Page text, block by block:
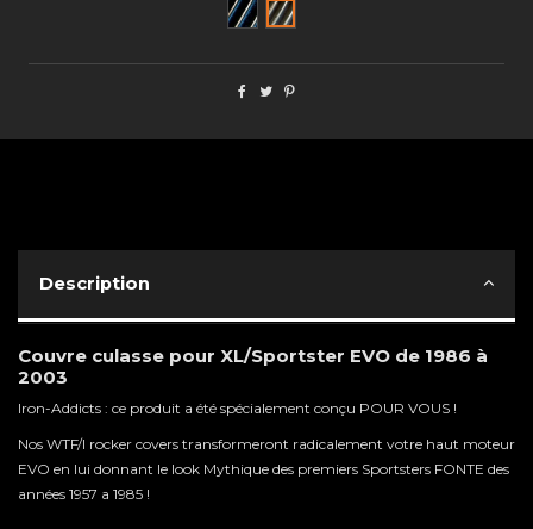
Black CutSemi poli
Description
Couvre culasse pour XL/Sportster EVO de 1986 à
2003
Iron-Addicts : ce produit a été spécialement conçu POUR VOUS !
Nos WTF/I rocker covers transformeront radicalement votre haut moteur
EVO en lui donnant le look Mythique des premiers Sportsters FONTE des
années 1957 a 1985 !